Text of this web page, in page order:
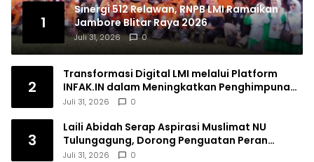
1
Sinergi 512 Relawan, RNPB LMI Ramaikan
Jambore Blitar Raya 2026
Juli 31, 2026 0
2
Transformasi Digital LMI melalui Platform
INFAK.IN dalam Meningkatkan Penghimpunan
Dana Filantropi Islam
Juli 31, 2026 0
3
Laili Abidah Serap Aspirasi Muslimat NU
Tulungagung, Dorong Penguatan Peran
Perempuan
Juli 31, 2026 0